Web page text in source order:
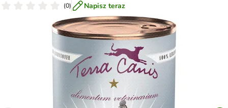
(0) Napisz teraz